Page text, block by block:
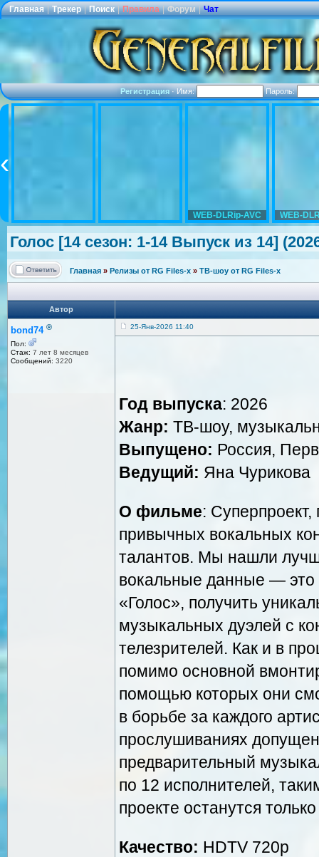
Главная | Трекер | Поиск | Правила | Форум | Чат
Регистрация·Имя: Пароль:
WEB-DLRip-AVC WEB-
Голос [14 сезон: 1-14 Выпуск из 14]
Главная » Релизы от RG Files-x » ТВ-шоу от RG Files-x
Автор
bond74 ®
Пол:
Стаж: 7 лет 8 месяцев
Сообщений: 3220
25-Янв-2026 11:40
Год выпуска: 2026
Жанр: ТВ-шоу,
Выпущено: Россия,
Ведущий: Яна Чурикова
О фильме:
привычных вокальных
талантов. Мы нашли
вокальные данные — это
«Голос», получить
музыкальных дуэлей с
телезрителей. Как и в
помимо основной
помощью которых они
в борьбе за каждого
прослушиваниях
предварительный
по 12 исполнителей,
проекте останутся
Качество: HDTV 720p